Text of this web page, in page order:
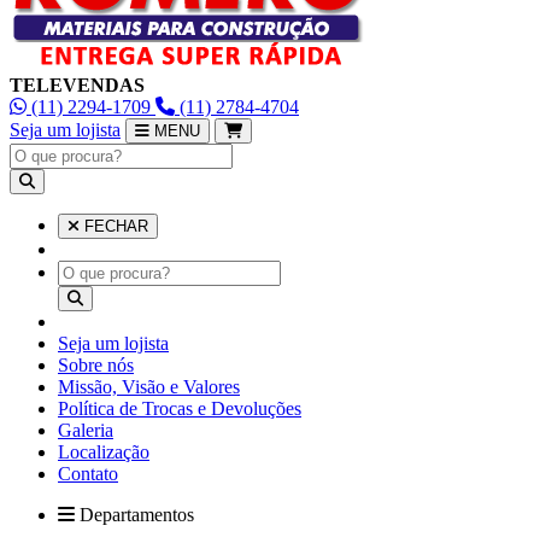
TELEVENDAS
(11) 2294-1709
(11) 2784-4704
Seja um lojista
MENU
FECHAR
Seja um lojista
Sobre nós
Missão, Visão e Valores
Política de Trocas e Devoluções
Galeria
Localização
Contato
Departamentos